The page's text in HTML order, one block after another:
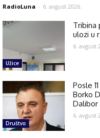
RadioLuna - 6. avgust 2026.
Užice
Tribina
ulozi u
6. avgust
Društvo
Posle
Borko
Dalibor
6. avgust